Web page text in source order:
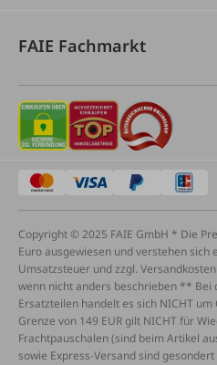
FAIE Fachmarkt
Copyright © 2025 FAIE GmbH * Die
Euro ausgewiesen und verstehen
Umsatzsteuer und zzgl.
wenn nicht anders beschrieben ** Bei
Ersatzteilen handelt es sich NICHT
Grenze von 149 EUR gilt NICHT für
Frachtpauschalen (sind beim Artikel
sowie Express-Versand sind